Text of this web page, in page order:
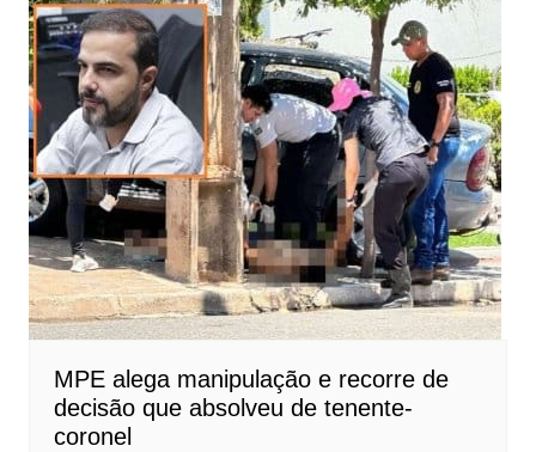
MPE alega manipulação e recorre de
decisão que absolveu de tenente-
coronel